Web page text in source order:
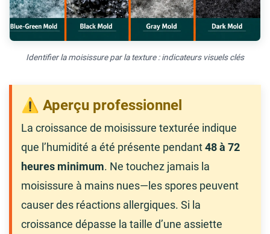
Identifier la moisissure par la texture : indicateurs visuels clés
⚠️ Aperçu professionnel
La croissance de moisissure texturée indique
que l’humidité a été présente pendant48 à 72
heures minimum. Ne touchez jamais la
moisissure à mains nues—les spores peuvent
causer des réactions allergiques. Si la
croissance dépasse la taille d’une assiette